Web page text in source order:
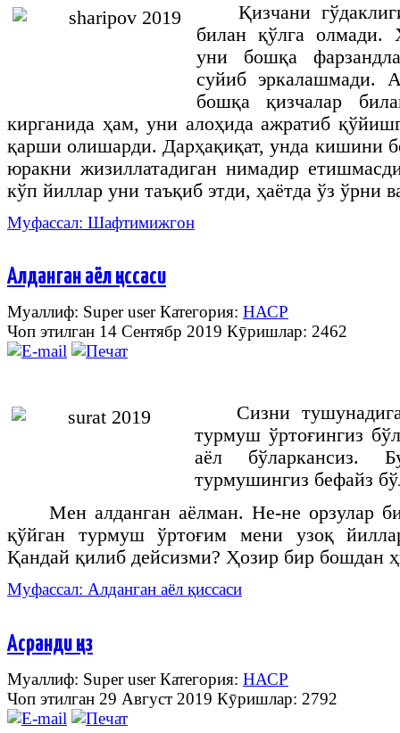
Қизчани
билан қўлга олмади.
уни бошқа
суйиб эркалашмади.
бошқа қизчалар
кирганида ҳам, уни алоҳида ажратиб
қарши олишарди. Дарҳақиқат, унда кишини
юракни жизиллатадиган нимадир
кўп йиллар уни таъқиб этди, ҳаётда ўз ўрни
Муфассал: Шафтимижгон
Алданган аёл қиссаси
Муаллиф: Super userКатегория: НАСР
Чоп этилган 14 Сентябр 2019 Кӯришлар: 2462
Сизни
турмуш ўртоғингиз
аёл бўларкансиз.
турмушингиз бефайз
Мен алданган аёлман. Не-не орзулар
қўйган турмуш ўртоғим мени узоқ
Қандай қилиб дейсизми? Ҳозир бир бошдан
Муфассал: Алданган аёл қиссаси
Асранди қиз
Муаллиф: Super userКатегория: НАСР
Чоп этилган 29 Август 2019 Кӯришлар: 2792